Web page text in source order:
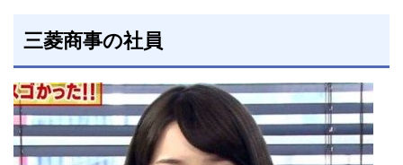
三菱商事の社員